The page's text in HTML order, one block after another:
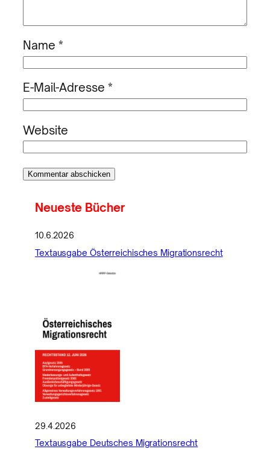
Name *
E-Mail-Adresse *
Website
Neueste Bücher
10.6.2026
Textausgabe Österreichisches Migrationsrecht
29.4.2026
Textausgabe Deutsches Migrationsrecht